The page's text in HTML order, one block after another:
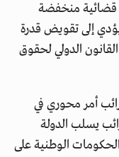
قضائية منخفضة
إلى تقويض قدرة
الدولي لحقوق
أمر محوري في
يسلب الدولة
الوطنية على